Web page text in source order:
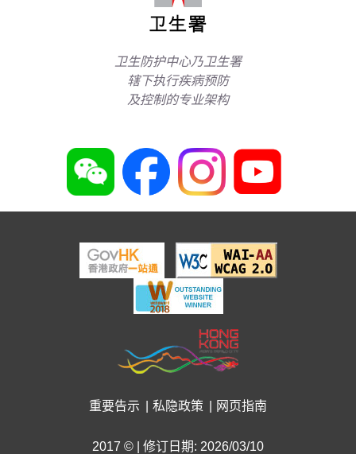
卫生防护中心乃卫生署
辖下执行疾病预防
及控制的专业架构
重要告示 私隐政策 网页指南
2017 © | 修订日期: 2026/03/10